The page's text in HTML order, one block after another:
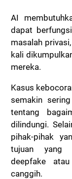
AI
dapat
masalah
kali
mereka.
Kasus
semakin
tentang
dilindungi.
pihak-pihak
tujuan yang
deepfake
canggih.